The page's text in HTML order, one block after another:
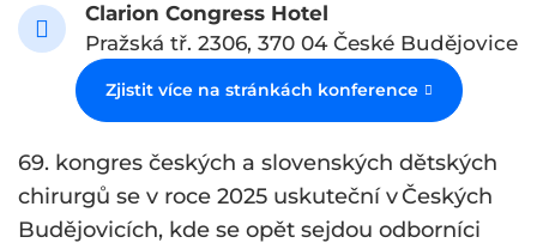
Clarion Congress Hotel
Pražská tř. 2306, 370 04 České Budějovice
Zjistit více na stránkách konference
69. kongres českých a slovenských dětských
chirurgů se v roce 2025 uskuteční v Českých
Budějovicích, kde se opět sejdou odborníci